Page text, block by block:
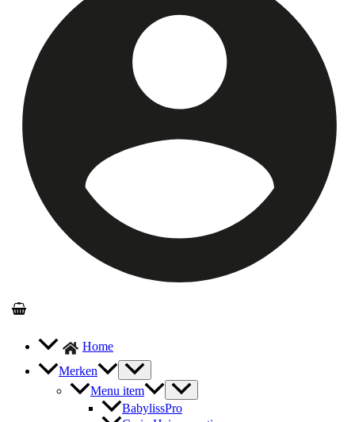
Home
Merken
Menu item
BabylissPro